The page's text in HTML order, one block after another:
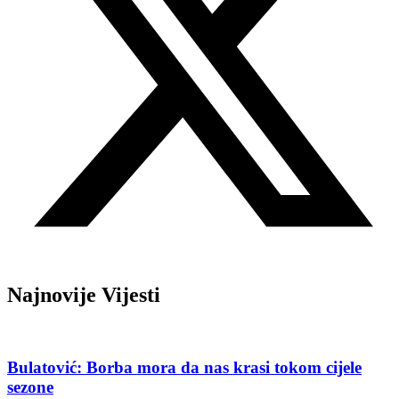
Najnovije Vijesti
Bulatović: Borba mora da nas krasi tokom cijele
sezone